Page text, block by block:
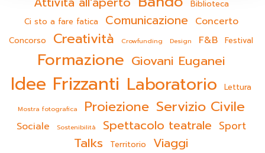
Biblioteca
Ci sto a fare fatica
Comunicazione Concerto
Concorso Creatività Crowfunding Design F&B Festival
Formazione Giovani Euganei
Idee Frizzanti Laboratorio Lettura
Mostra fotografica Proiezione Servizio Civile
Sociale Sostenibilità Spettacolo teatrale Sport
Talks Territorio Viaggi